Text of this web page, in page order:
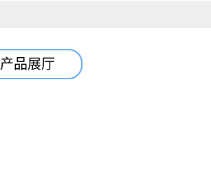
产品展厅